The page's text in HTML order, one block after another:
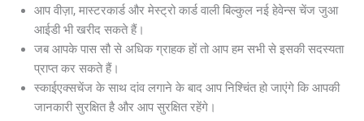
आप वीज़ा, मास्टरकार्ड और मेस्ट्रो कार्ड वाली बिल्कुल नई हेवेन्स चेंज जुआ
आईडी भी खरीद सकते हैं।
जब आपके पास सौ से अधिक ग्राहक हों तो आप हम सभी से इसकी सदस्यता
प्राप्त कर सकते हैं।
स्काईएक्सचेंज के साथ दांव लगाने के बाद आप निश्चिंत हो जाएंगे कि आपकी
जानकारी सुरक्षित है और आप सुरक्षित रहेंगे।